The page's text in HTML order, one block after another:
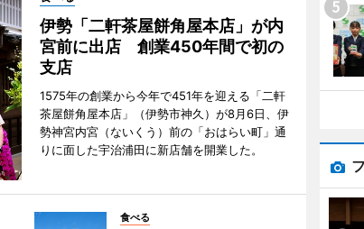
伊勢「二軒茶屋餅角屋本店」が内
宮前に出店 創業450年間で初の
支店
1575年の創業から今年で451年を迎える「二軒
茶屋餅角屋本店」（伊勢市神久）が8月6日、伊
勢神宮内宮（ないくう）前の「おはらい町」通
りに面した宇治浦田に新店舗を開業した。
食べる